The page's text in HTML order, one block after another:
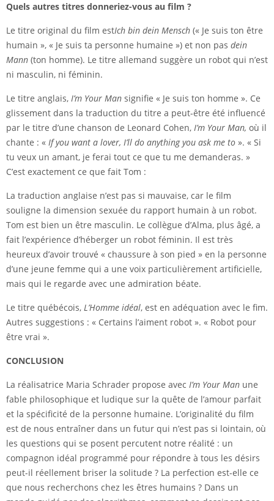
Quels autres titres donneriez-vous au film ?
Le titre original du film estIch bin dein Mensch (« Je suis ton être
humain », « Je suis ta personne humaine ») et non pas dein
Mann (ton homme). Le titre allemand suggère un robot qui n’est
ni masculin, ni féminin.
Le titre anglais, I’m Your Man signifie « Je suis ton homme ». Ce
glissement dans la traduction du titre a peut-être été influencé
par le titre d’une chanson de Leonard Cohen, I’m Your Man, où il
chante : « If you want a lover, I’ll do anything you ask me to ». « Si
tu veux un amant, je ferai tout ce que tu me demanderas. »
C’est exactement ce que fait Tom :
La traduction anglaise n’est pas si mauvaise, car le film
souligne la dimension sexuée du rapport humain à un robot.
Tom est bien un être masculin. Le collègue d’Alma, plus âgé, a
fait l’expérience d’héberger un robot féminin. Il est très
heureux d’avoir trouvé « chaussure à son pied » en la personne
d’une jeune femme qui a une voix particulièrement artificielle,
mais qui le regarde avec une admiration béate.
Le titre québécois, L’Homme idéal, est en adéquation avec le fim.
Autres suggestions : « Certains l’aiment robot ». « Robot pour
être vrai ».
CONCLUSION
La réalisatrice Maria Schrader propose avec I’m Your Man une
fable philosophique et ludique sur la quête de l’amour parfait
et la spécificité de la personne humaine. L’originalité du film
est de nous entraîner dans un futur qui n’est pas si lointain, où
les questions qui se posent percutent notre réalité : un
compagnon idéal programmé pour répondre à tous les désirs
peut-il réellement briser la solitude ? La perfection est-elle ce
que nous recherchons chez les êtres humains ? Dans un